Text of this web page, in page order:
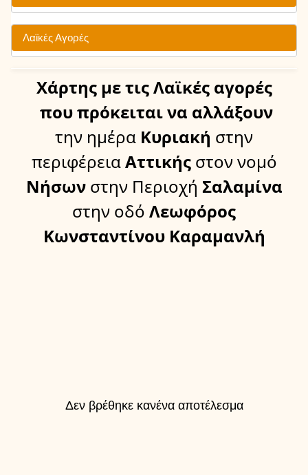
Λαϊκές Αγορές
Χάρτης με τις Λαϊκές αγορές
που πρόκειται να αλλάξουν
την ημέρα Κυριακή στην
περιφέρειαΑττικής στον νομό
Νήσων στην Περιοχή Σαλαμίνα
στην οδό Λεωφόρος
Κωνσταντίνου Καραμανλή
Δεν βρέθηκε κανένα αποτέλεσμα